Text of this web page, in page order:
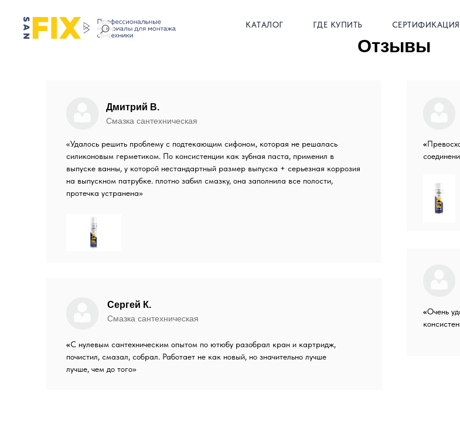
КАТАЛОГ ГДЕ КУПИТЬ СЕРТИФИКАЦИЯ
«Удалось решить проблему с подтекающим сифоном, которая не решалась
силиконовым герметиком. По консистенции как зубная паста, применил в
выпуске ванны, у которой нестандартный размер выпуска + серьезная коррозия
на выпускном патрубке. плотно забил смазку, она заполнила все полости,
протечка устранена»
Дмитрий В.
Смазка сантехническая
Сергей К.
Смазка сантехническая
Отзывы
«С нулевым сантехническим опытом по ютюбу разобрал кран и картридж,
почистил, смазал, собрал. Работает не как новый, но значительно лучше
лучше, чем до того»
«
«Очень